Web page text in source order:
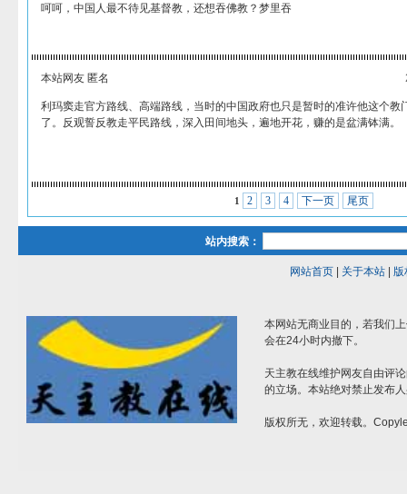
呵呵，中国人最不待见基督教，还想吞佛教？梦里吞
本站网友 匿名
利玛窦走官方路线、高端路线，当时的中国政府也只是暂时的准许他这个教
了。反观誓反教走平民路线，深入田间地头，遍地开花，赚的是盆满钵满。
1 2 3 4 下一页 尾页
站内搜索：
网站首页| 关于本站| 版
本网站无商业目的，若我们
会在24小时内撤下。
天主教在线维护网友自由评
的立场。本站绝对禁止发布
版权所无，欢迎转载。